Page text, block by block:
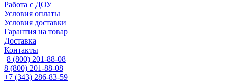
Работа с ДОУ
Условия оплаты
Условия доставки
Гарантия на товар
Доставка
Контакты
8 (800) 201-88-08
8 (800) 201-88-08
+7 (343) 286-83-59